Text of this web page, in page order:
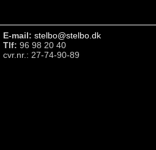
E-mail: stelbo@stelbo.dk
Tlf: 96 98 20 40
cvr.nr.: 27-74-90-89